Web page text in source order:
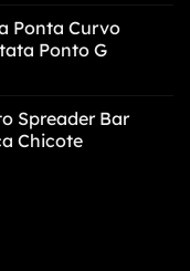
Ponta Curvo
Ponto G
Spreader Bar
Chicote